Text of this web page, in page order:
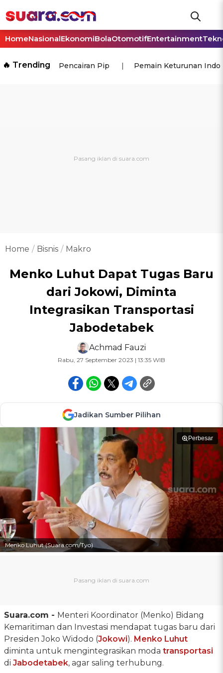
HomeNasionalEkonomiBolaOtomotifEntertainment
🔥 Trending Pencairan Pip Pemain Keturunan
Home Bisnis Makro
Menko Luhut Dapat Tugas Baru
dari Jokowi, Diminta
Integrasikan Transportasi
Jabodetabek
Achmad Fauzi
Rabu, 27 September 2023 | 13:35 WIB
Jadikan Sumber Pilihan
Perbesar
Menko Luhut (Suara.com/Tyo)
Suara.com - Menteri Koordinator (Menko) Bidang
Kemaritiman dan Investasi mendapat tugas baru dari
Presiden Joko Widodo (Jokowi). Menko Luhut
diminta untuk mengintegrasikan moda transportasi
di Jabodetabek, agar saling terhubung.